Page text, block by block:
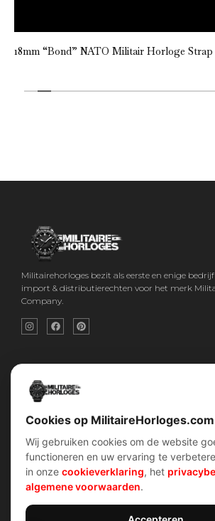
18mm “Bond” NATO Militair Horloge Strap
Militairehorloges bezit als eerste en enige bedrijf
import & distributierechten voor het merk
Company.
Snel menu
Home
Over ons
Contact
Shop
klantenservice
Verzend & retour
Garantiebeleid
Privacybeleid
Verhalen
Duikers
Cookies op MilitaireHorloges.com
Wij gebruiken cookies om de website
functioneren en uw ervaring te
in onze cookieverklaring, het
algemene voorwaarden.